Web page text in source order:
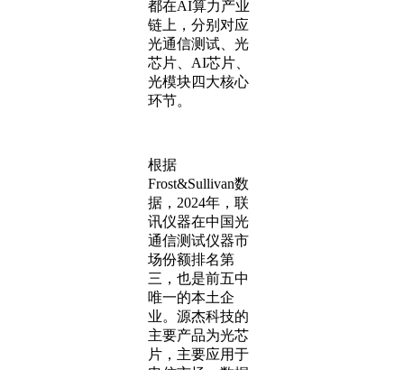
都在AI算力产业
链上，分别对应
光通信测试、光
芯片、AI芯片、
光模块四大核心
环节。
根据
Frost&Sullivan数
据，2024年，联
讯仪器在中国光
通信测试仪器市
场份额排名第
三，也是前五中
唯一的本土企
业。源杰科技的
主要产品为光芯
片，主要应用于